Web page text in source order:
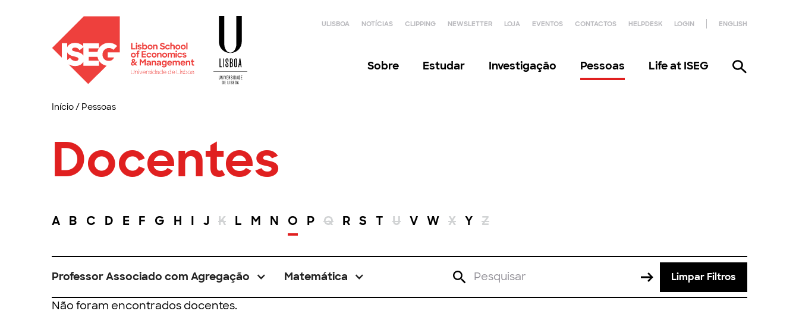
ULISBOA NOTÍCIAS CLIPPING NEWSLETTER LOJA EVENTOS CONTACTOS HELPDESK LOGIN ENGLISH
Sobre Estudar Investigação Pessoas Life at ISEG
Início/ Pessoas
Docentes
A B C D E F G H I J K L M N O P Q R S T U V W X Y Z
Professor Associado com Agregação Matemática Limpar Filtros
Não foram encontrados docentes.